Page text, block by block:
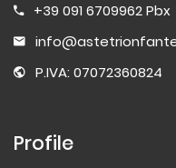
+39 091 6709962 Pbx
P.IVA: 07072360824
Profile